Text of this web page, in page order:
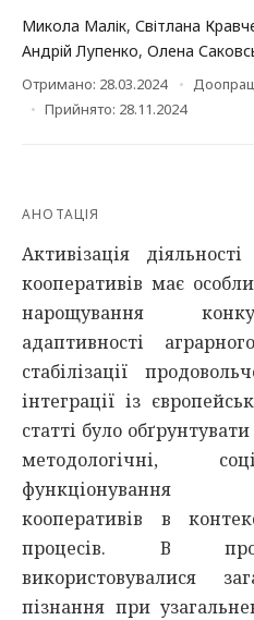
Микола Малік, Світлана
Андрій Лупенко, Олена
Отримано: 28.03.2024
Прийнято: 28.11.2024
АНОТАЦІЯ
Активізація діяльності
кооперативів має
нарощування
адаптивності
стабілізації
інтеграції із
статті було
методологічні,
функціонування
кооперативів в
процесів. В
використовувалися
пізнання при